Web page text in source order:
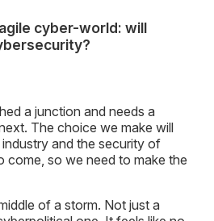
cyber-world: will
a junction and needs a
The choice we make will
and the security of
come, so we need to make the
of a storm. Not just a